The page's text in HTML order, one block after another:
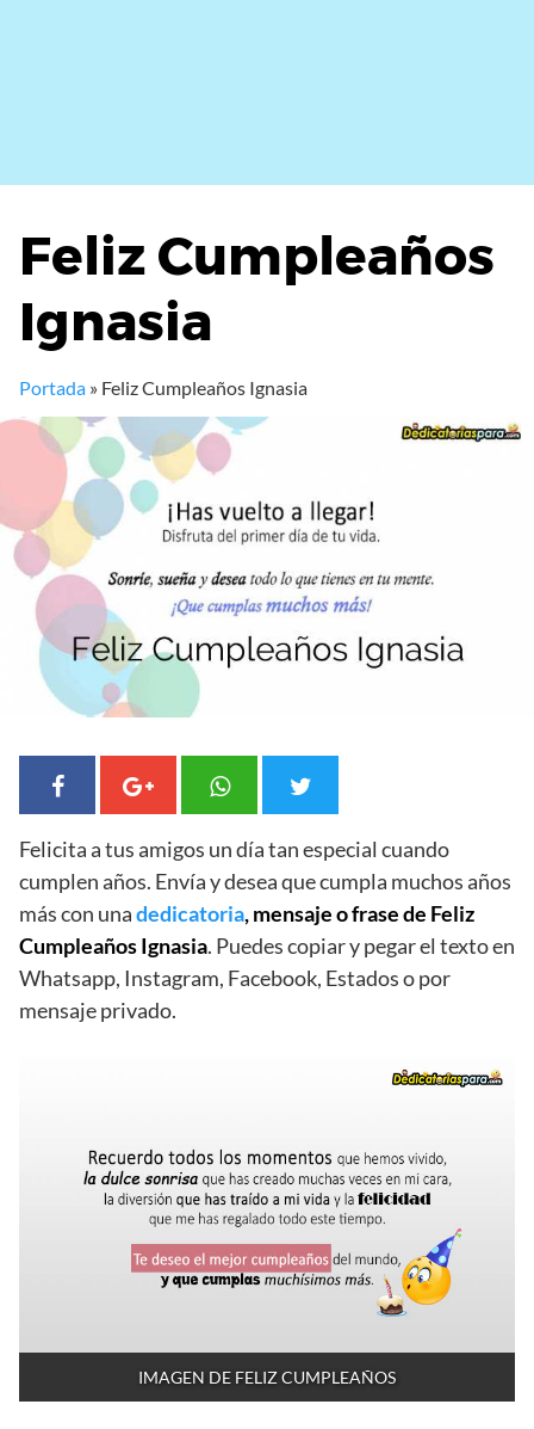
Feliz Cumpleaños
Ignasia
Portada » Feliz Cumpleaños Ignasia
Felicita a tus amigos un día tan especial cuando
cumplen años. Envía y desea que cumpla muchos años
más con unadedicatoria, mensaje o frase de Feliz
Cumpleaños Ignasia. Puedes copiar y pegar el texto en
Whatsapp, Instagram, Facebook, Estados o por
mensaje privado.
IMAGEN DE FELIZ CUMPLEAÑOS